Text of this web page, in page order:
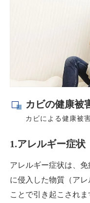
カビの健康被
カビによる健康被
1.アレルギー症状
アレルギー症状は、
に侵入した物質（ア
ことで引き起こされ